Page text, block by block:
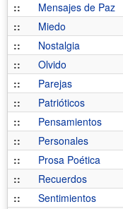
::
Mensajes de Paz
::
Miedo
::
Nostalgia
::
Olvido
::
Parejas
::
Patrióticos
::
Pensamientos
::
Personales
::
Prosa Poética
::
Recuerdos
::
Sentimientos